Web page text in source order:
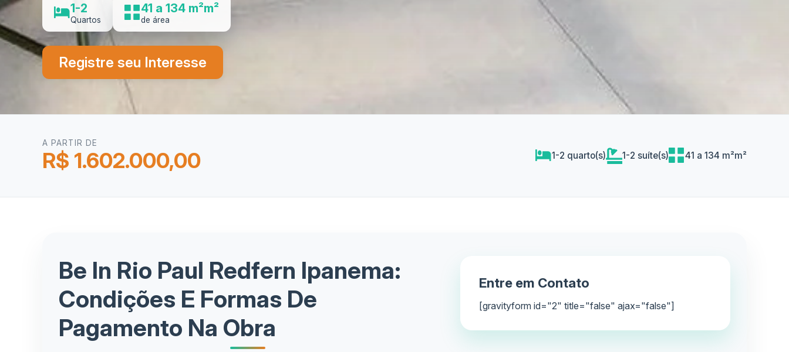
1-2
Quartos
41 a 134 m²m²
de área
Registre seu Interesse
A PARTIR DE
R$ 1.602.000,00 1-2 quarto(s) 1-2 suíte(s) 41 a 134 m²m²
Be In Rio Paul Redfern Ipanema:
Condições E Formas De
Pagamento Na Obra
Entre em Contato
[gravityform id="2" title="false" ajax="false"]